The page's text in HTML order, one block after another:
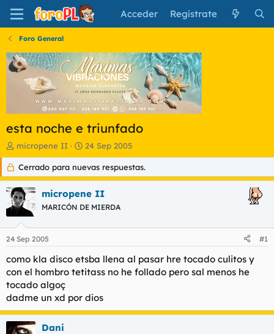
Acceder Regístrate
Foro General
esta noche e triunfado
I
n
c
i
a
d
o
d
t
e
m
a
micropene II
F
e
c
h
d
e
i
i
o
24 Sep 2005
Cerrado para nuevas respuestas.
micropene II
MARICÓN DE MIERDA
24 Sep 2005 #1
como kla disco etsba llena al pasar hre tocado culitos y
con el hombro tetitass no he follado pero sal menos he
tocado algoç
dadme un xd por dios
Dani